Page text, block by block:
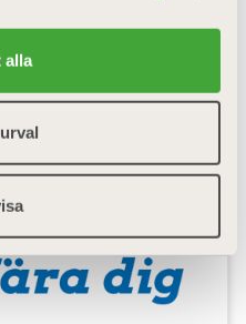
alla